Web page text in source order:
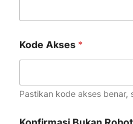
Kode Akses *
Pastikan kode akses benar,